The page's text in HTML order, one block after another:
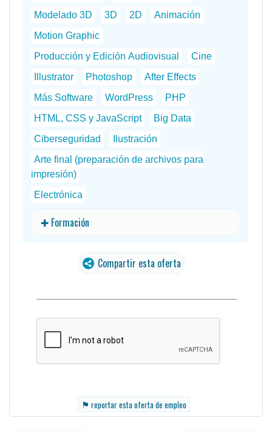
Modelado 3D
3D 2D
Animación
Motion Graphic
Producción y Edición Audiovisual
Cine
Illustrator
Photoshop
After Effects
Más Software
WordPress
PHP
HTML, CSS y JavaScript
Big Data
Ciberseguridad
Ilustración
Arte final (preparación de archivos para
impresión)
Electrónica
✚ Formación
Compartir esta oferta
⚑ reportar esta oferta de empleo